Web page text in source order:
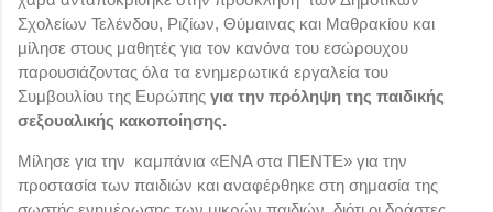
Σχολείων Τελένδου, Ριζίων, Θύμαινας και Μαθρακίου και
μίλησε στους μαθητές για τον κανόνα του εσώρουχου
παρουσιάζοντας όλα τα ενημερωτικά εργαλεία του
Συμβουλίου της Ευρώπης για την πρόληψη της παιδικής
σεξουαλικής κακοποίησης.
Μίλησε για την καμπάνια «ΕΝΑ στα ΠΕΝΤΕ» για την
προστασία των παιδιών και αναφέρθηκε στη σημασία της